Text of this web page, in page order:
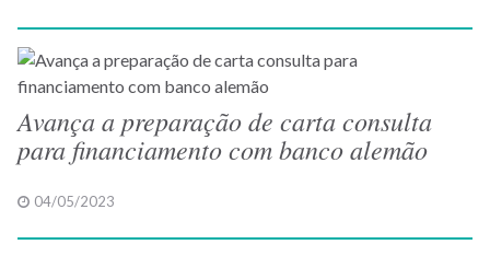
Avança a preparação de carta consulta
para financiamento com banco alemão
04/05/2023